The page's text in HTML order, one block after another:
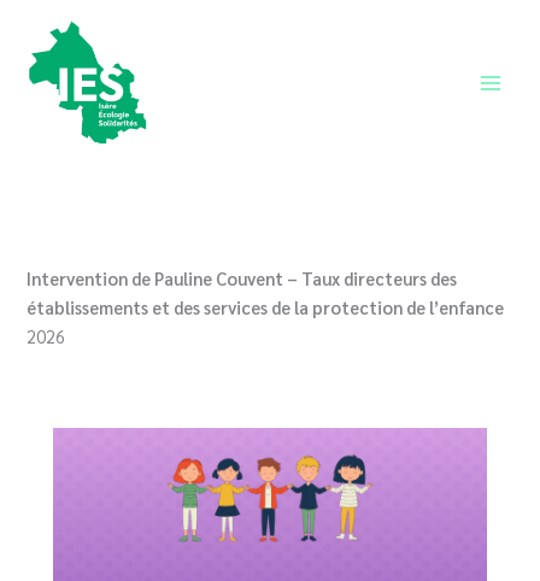
contenu
Intervention de Pauline Couvent – Taux directeurs des
établissements et des services de la protection de l’enfance
2026